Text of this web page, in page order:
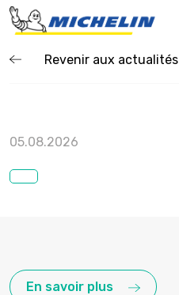
Revenir aux actualités
05.08.2026
En savoir plus